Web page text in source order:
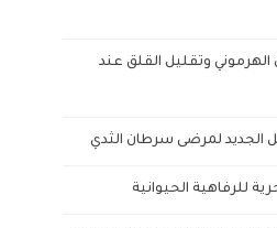
الهرموني وتقليل القلق عند
الجديد لمرضى سرطان الثدي
للرفاهية الحيوانية